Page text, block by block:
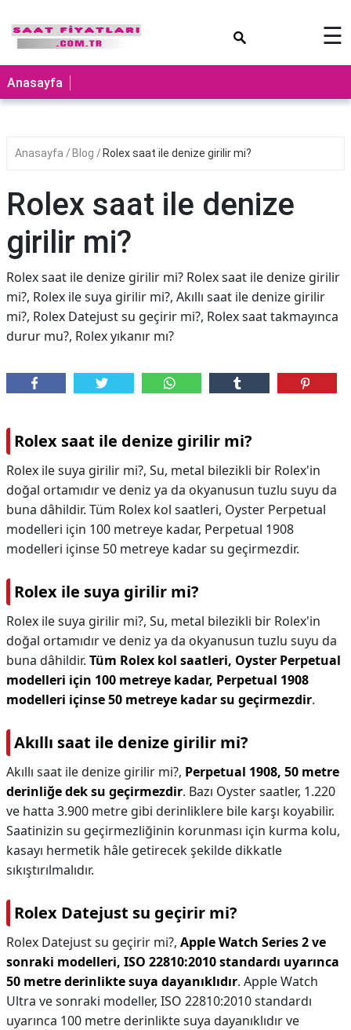
☰
Anasayfa
Anasayfa Blog Rolex saat ile denize girilir mi?
Rolex saat ile denize
girilir mi?
Rolex saat ile denize girilir mi? Rolex saat ile denize girilir
mi?, Rolex ile suya girilir mi?, Akıllı saat ile denize girilir
mi?, Rolex Datejust su geçirir mi?, Rolex saat takmayınca
durur mu?, Rolex yıkanır mı?
Rolex saat ile denize girilir mi?
Rolex ile suya girilir mi?, Su, metal bilezikli bir Rolex'in
doğal ortamıdır ve deniz ya da okyanusun tuzlu suyu da
buna dâhildir. Tüm Rolex kol saatleri, Oyster Perpetual
modelleri için 100 metreye kadar, Perpetual 1908
modelleri içinse 50 metreye kadar su geçirmezdir.
Rolex ile suya girilir mi?
Rolex ile suya girilir mi?, Su, metal bilezikli bir Rolex'in
doğal ortamıdır ve deniz ya da okyanusun tuzlu suyu da
buna dâhildir. Tüm Rolex kol saatleri, Oyster Perpetual
modelleri için 100 metreye kadar, Perpetual 1908
modelleri içinse 50 metreye kadar su geçirmezdir.
Akıllı saat ile denize girilir mi?
Akıllı saat ile denize girilir mi?, Perpetual 1908, 50 metre
derinliğe dek su geçirmezdir. Bazı Oyster saatler, 1.220
ve hatta 3.900 metre gibi derinliklere bile karşı koyabilir.
Saatinizin su geçirmezliğinin korunması için kurma kolu,
kasayı hermetik hâle getirecek şekilde dikkatle
sıkıştırılmalıdır.
Rolex Datejust su geçirir mi?
Rolex Datejust su geçirir mi?, Apple Watch Series 2 ve
sonraki modelleri, ISO 22810:2010 standardı uyarınca
50 metre derinlikte suya dayanıklıdır. Apple Watch
Ultra ve sonraki modeller, ISO 22810:2010 standardı
uyarınca 100 metre derinlikte suya dayanıklıdır ve